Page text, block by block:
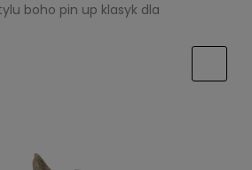
boho pin up klasyk dla